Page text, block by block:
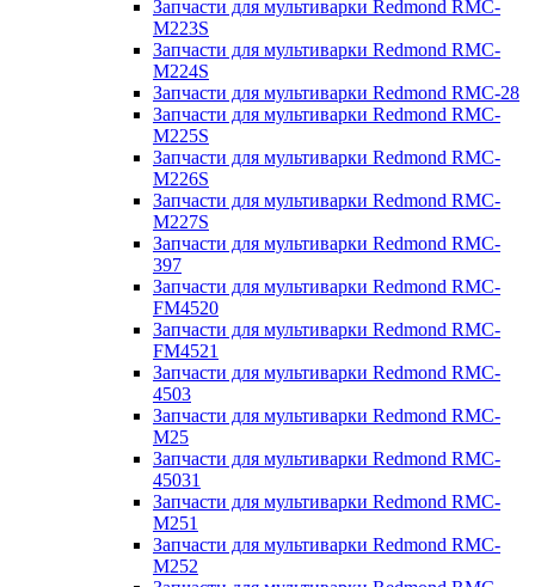
Запчасти для мультиварки Redmond RMC-
M223S
Запчасти для мультиварки Redmond RMC-
M224S
Запчасти для мультиварки Redmond RMC-28
Запчасти для мультиварки Redmond RMC-
M225S
Запчасти для мультиварки Redmond RMC-
M226S
Запчасти для мультиварки Redmond RMC-
M227S
Запчасти для мультиварки Redmond RMC-
397
Запчасти для мультиварки Redmond RMC-
FM4520
Запчасти для мультиварки Redmond RMC-
FM4521
Запчасти для мультиварки Redmond RMC-
4503
Запчасти для мультиварки Redmond RMC-
M25
Запчасти для мультиварки Redmond RMC-
45031
Запчасти для мультиварки Redmond RMC-
M251
Запчасти для мультиварки Redmond RMC-
M252